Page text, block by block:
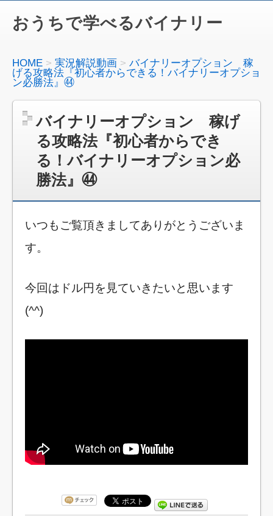
おうちで学べるバイナリー
HOME 実況解説動画
バイナリーオプション 稼
げる攻略法『初心者からできる！バイナリーオプショ
ン必勝法』㊹
バイナリーオプション 稼げ
る攻略法『初心者からでき
る！バイナリーオプション必
勝法』㊹
いつもご覧頂きましてありがとうございま
す。
今回はドル円を見ていきたいと思います
(^^)